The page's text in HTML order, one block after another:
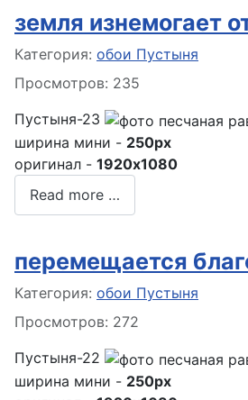
земля изнемогает
Информация о материале
Категория: обои Пустыня
Просмотров: 235
Пустыня-23
ширина мини - 250px
оригинал - 1920x1080
Read more …
перемещается
Информация о материале
Категория: обои Пустыня
Просмотров: 272
Пустыня-22
ширина мини - 250px